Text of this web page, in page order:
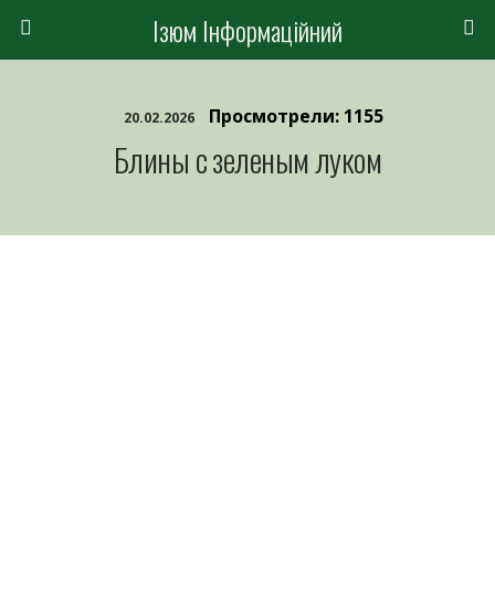
Ізюм Інформаційний
20.02.2026 Просмотрели: 1155
Блины с зеленым луком